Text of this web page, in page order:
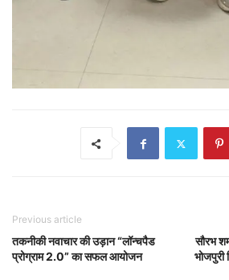
Previous article
तकनीकी नवाचार की उड़ान “लॉन्चपैड
प्रोग्राम 2.0” का सफल आयोजन
सौरभ
भोजपुरी